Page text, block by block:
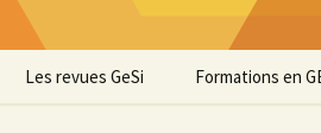
Les revues GeSi Formations en